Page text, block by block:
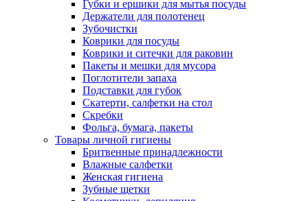
Губки и ершики для мытья посуды
Держатели для полотенец
Зубочистки
Коврики для посуды
Коврики и ситечки для раковин
Пакеты и мешки для мусора
Поглотители запаха
Подставки для губок
Скатерти, салфетки на стол
Скребки
Фольга, бумага, пакеты
Товары личной гигиены
Бритвенные принадлежности
Влажные салфетки
Женская гигиена
Зубные щетки